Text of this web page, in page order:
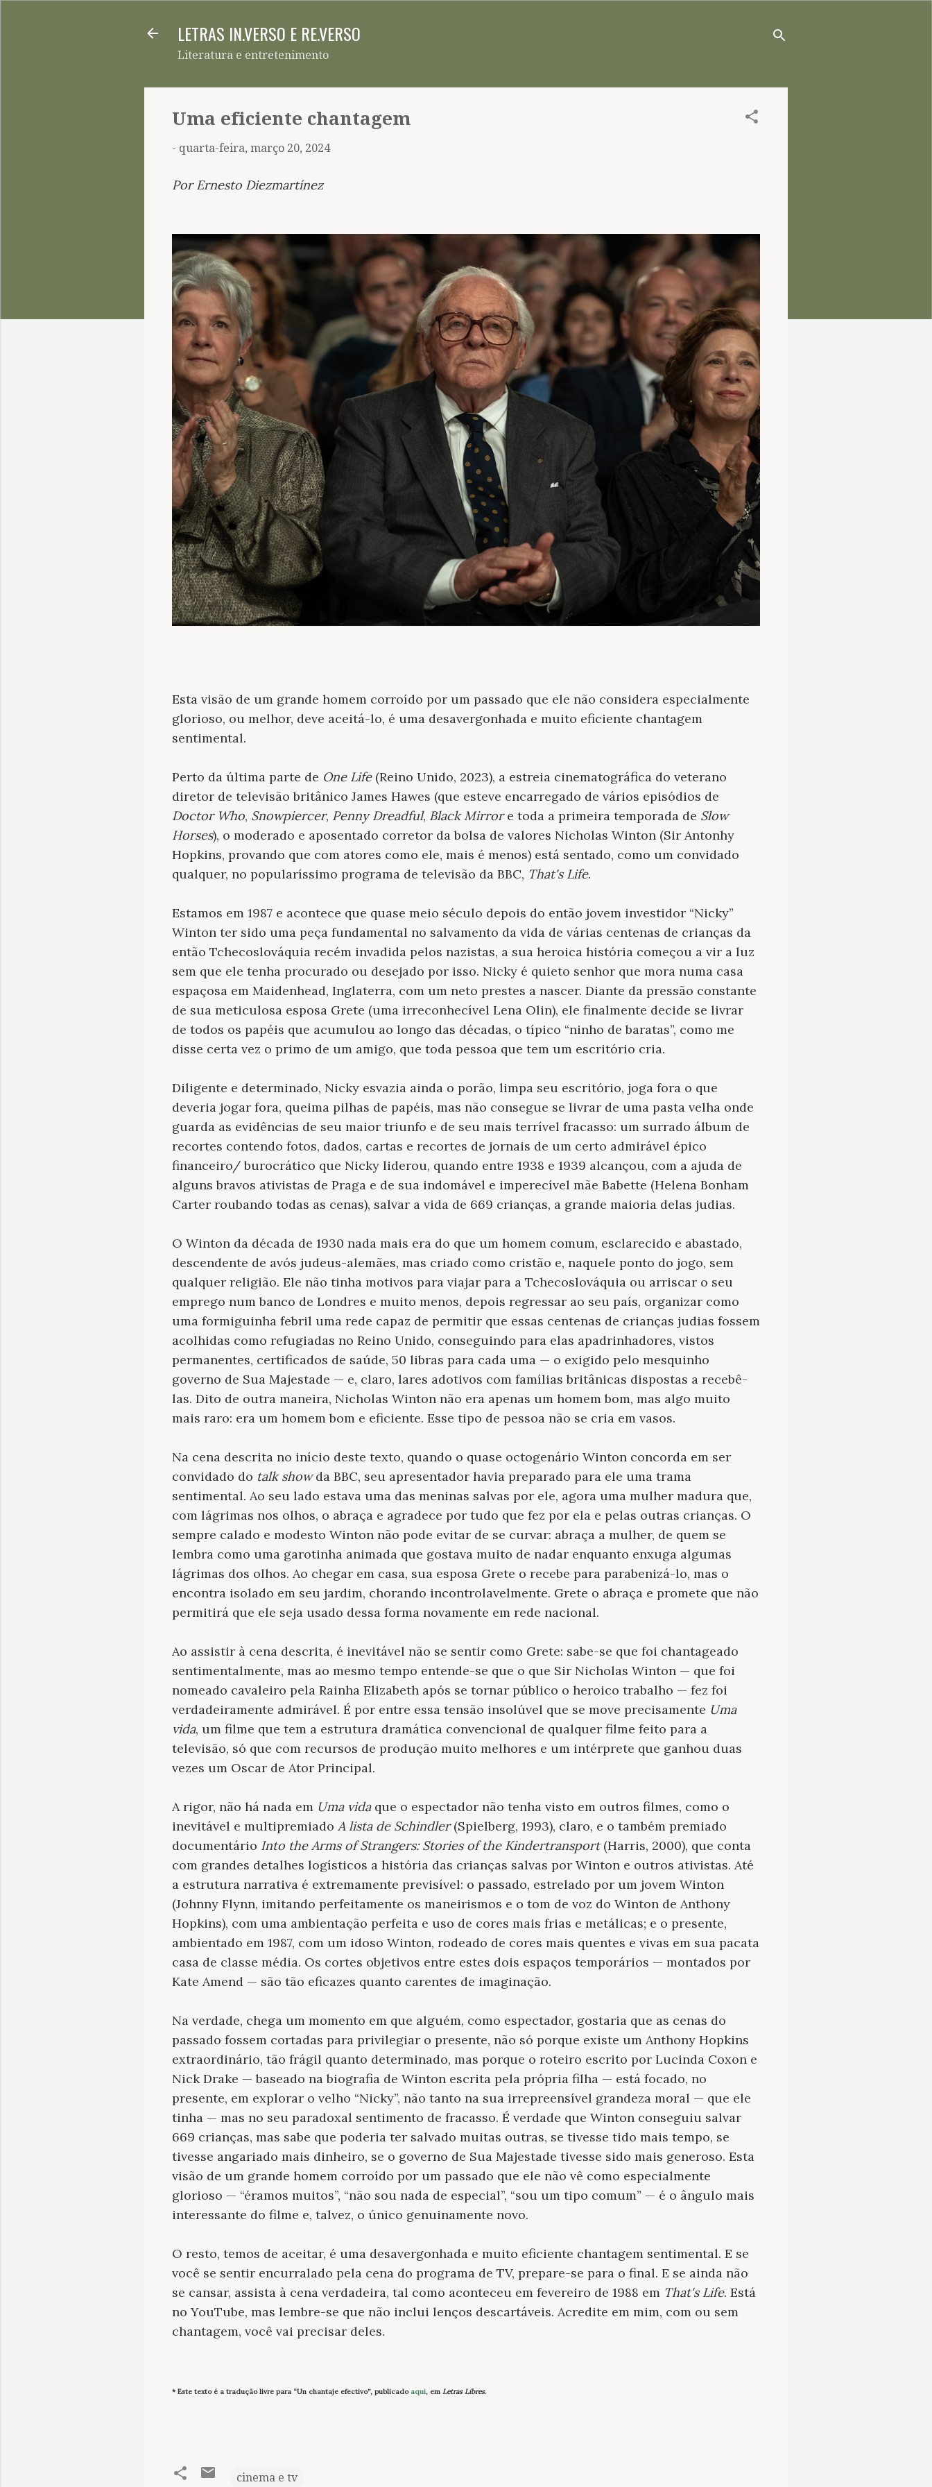
LETRAS IN.VERSO E RE.VERSO
Literatura e entretenimento
Uma eficiente chantagem
- quarta-feira, março 20, 2024
PorErnesto Diezmartínez
Esta visão de um grande homem corroído por um passado que ele não considera especialmente
glorioso, ou melhor, deve aceitá-lo, é uma desavergonhada e muito eficiente chantagem
sentimental.
Perto da última parte de One Life(Reino Unido, 2023), a estreia cinematográfica do veterano
diretor de televisão britânico James Hawes (que esteve encarregado de vários episódios de
Doctor Who, Snowpiercer, Penny Dreadful, Black Mirrore toda a primeira temporada de Slow
Horses), o moderado e aposentado corretor da bolsa de valores Nicholas Winton (Sir Antonhy
Hopkins, provando que com atores como ele, mais é menos) está sentado, como um convidado
qualquer, no popularíssimo programa de televisão da BBC, That's Life.
Estamos em 1987 e acontece que quase meio século depois do então jovem investidor “Nicky”
Winton ter sido uma peça fundamental no salvamento da vida de várias centenas de crianças da
então Tchecoslováquia recém invadida pelos nazistas, a sua heroica história começou a vir a luz
sem que ele tenha procurado ou desejado por isso. Nicky é quieto senhor que mora numa casa
espaçosa em Maidenhead, Inglaterra, com um neto prestes a nascer. Diante da pressão constante
de sua meticulosa esposa Grete (uma irreconhecível Lena Olin), ele finalmente decide se livrar
de todos os papéis que acumulou ao longo das décadas, o típico “ninho de baratas”, como me
disse certa vez o primo de um amigo, que toda pessoa que tem um escritório cria.
Diligente e determinado, Nicky esvazia ainda o porão, limpa seu escritório, joga fora o que
deveria jogar fora, queima pilhas de papéis, mas não consegue se livrar de uma pasta velha onde
guarda as evidências de seu maior triunfo e de seu mais terrível fracasso: um surrado álbum de
recortes contendo fotos, dados, cartas e recortes de jornais de um certo admirável épico
financeiro/ burocrático que Nicky liderou, quando entre 1938 e 1939 alcançou, com a ajuda de
alguns bravos ativistas de Praga e de sua indomável e imperecível mãe Babette (Helena Bonham
Carter roubando todas as cenas), salvar a vida de 669 crianças, a grande maioria delas judias.
O Winton da década de 1930 nada mais era do que um homem comum, esclarecido e abastado,
descendente de avós judeus-alemães, mas criado como cristão e, naquele ponto do jogo, sem
qualquer religião. Ele não tinha motivos para viajar para a Tchecoslováquia ou arriscar o seu
emprego num banco de Londres e muito menos, depois regressar ao seu país, organizar como
uma formiguinha febril uma rede capaz de permitir que essas centenas de crianças judias fossem
acolhidas como refugiadas no Reino Unido, conseguindo para elas apadrinhadores, vistos
permanentes, certificados de saúde, 50 libras para cada uma — o exigido pelo mesquinho
governo de Sua Majestade — e, claro, lares adotivos com famílias britânicas dispostas a recebê-
las. Dito de outra maneira, Nicholas Winton não era apenas um homem bom, mas algo muito
mais raro: era um homem bom e eficiente. Esse tipo de pessoa não se cria em vasos.
Na cena descrita no início deste texto, quando o quase octogenário Winton concorda em ser
convidado do talk showda BBC, seu apresentador havia preparado para ele uma trama
sentimental. Ao seu lado estava uma das meninas salvas por ele, agora uma mulher madura que,
com lágrimas nos olhos, o abraça e agradece por tudo que fez por ela e pelas outras crianças. O
sempre calado e modesto Winton não pode evitar de se curvar: abraça a mulher, de quem se
lembra como uma garotinha animada que gostava muito de nadar enquanto enxuga algumas
lágrimas dos olhos. Ao chegar em casa, sua esposa Grete o recebe para parabenizá-lo, mas o
encontra isolado em seu jardim, chorando incontrolavelmente. Grete o abraça e promete que não
permitirá que ele seja usado dessa forma novamente em rede nacional.
Ao assistir à cena descrita, é inevitável não se sentir como Grete: sabe-se que foi chantageado
sentimentalmente, mas ao mesmo tempo entende-se que o que Sir Nicholas Winton — que foi
nomeado cavaleiro pela Rainha Elizabeth após se tornar público o heroico trabalho — fez foi
verdadeiramente admirável. É por entre essa tensão insolúvel que se move precisamente Uma
vida, um filme que tem a estrutura dramática convencional de qualquer filme feito para a
televisão, só que com recursos de produção muito melhores e um intérprete que ganhou duas
vezes um Oscar de Ator Principal.
A rigor, não há nada em Uma vidaque o espectador não tenha visto em outros filmes, como o
inevitável e multipremiado A lista de Schindler(Spielberg, 1993), claro, e o também premiado
documentário Into the Arms of Strangers: Stories of the Kindertransport(Harris, 2000), que conta
com grandes detalhes logísticos a história das crianças salvas por Winton e outros ativistas. Até
a estrutura narrativa é extremamente previsível: o passado, estrelado por um jovem Winton
(Johnny Flynn, imitando perfeitamente os maneirismos e o tom de voz do Winton de Anthony
Hopkins), com uma ambientação perfeita e uso de cores mais frias e metálicas; e o presente,
ambientado em 1987, com um idoso Winton, rodeado de cores mais quentes e vivas em sua pacata
casa de classe média. Os cortes objetivos entre estes dois espaços temporários — montados por
Kate Amend — são tão eficazes quanto carentes de imaginação.
Na verdade, chega um momento em que alguém, como espectador, gostaria que as cenas do
passado fossem cortadas para privilegiar o presente, não só porque existe um Anthony Hopkins
extraordinário, tão frágil quanto determinado, mas porque o roteiro escrito por Lucinda Coxon e
Nick Drake — baseado na biografia de Winton escrita pela própria filha — está focado, no
presente, em explorar o velho “Nicky”, não tanto na sua irrepreensível grandeza moral — que ele
tinha — mas no seu paradoxal sentimento de fracasso. É verdade que Winton conseguiu salvar
669 crianças, mas sabe que poderia ter salvado muitas outras, se tivesse tido mais tempo, se
tivesse angariado mais dinheiro, se o governo de Sua Majestade tivesse sido mais generoso. Esta
visão de um grande homem corroído por um passado que ele não vê como especialmente
glorioso — “éramos muitos”, “não sou nada de especial”, “sou um tipo comum” — é o ângulo mais
interessante do filme e, talvez, o único genuinamente novo.
O resto, temos de aceitar, é uma desavergonhada e muito eficiente chantagem sentimental. E se
você se sentir encurralado pela cena do programa de TV, prepare-se para o final. E se ainda não
se cansar, assista à cena verdadeira, tal como aconteceu em fevereiro de 1988 em That's Life. Está
no YouTube, mas lembre-se que não inclui lenços descartáveis. Acredite em mim, com ou sem
chantagem, você vai precisar deles.
* Este texto é a tradução livre para “Un chantaje efectivo”, publicado aqui, em Letras Libres.
cinema e tv